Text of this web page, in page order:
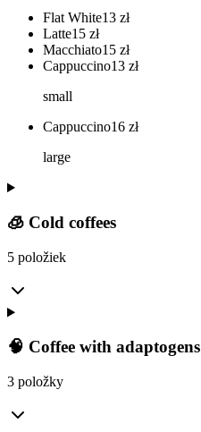
Flat White13 zł
Latte15 zł
Macchiato15 zł
Cappuccino13 zł
small
Cappuccino16 zł
large
🧊 Cold coffees
5 položiek
🧠 Coffee with adaptogens
3 položky